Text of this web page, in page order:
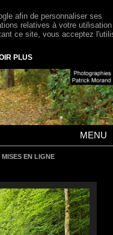
MENU
EN LIGNE
afin de personnaliser ses
relatives à votre
ce site, vous acceptez
PLUS